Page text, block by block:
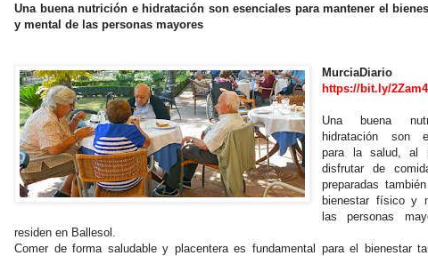
Una buena nutrición e hidratación son esenciales para mantener el
y mental de las personas mayores
MurciaDiario
https://bit.ly/
Una buena
hidratación son
para la salud, al
disfrutar de
preparadas
bienestar físico y
las personas
residen en Ballesol.
Comer de forma saludable y placentera es fundamental para el bienestar